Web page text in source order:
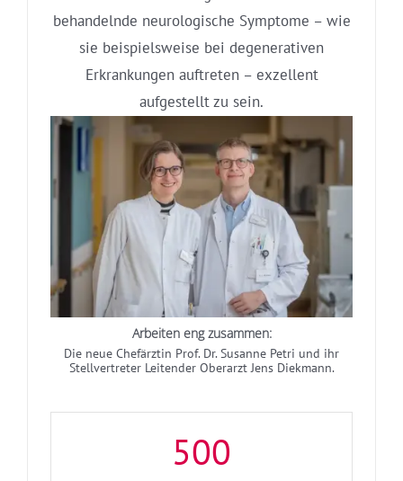
behandelnde neurologische Symptome – wie
sie beispielsweise bei degenerativen
Erkrankungen auftreten – exzellent
aufgestellt zu sein.
Arbeiten eng zusammen:
Die neue Chefärztin Prof. Dr. Susanne Petri und ihr
Stellvertreter Leitender Oberarzt Jens Diekmann.
500